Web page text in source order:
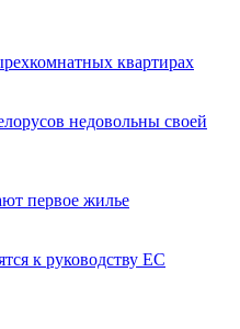
квартирах
недовольны своей
первое жилье
к руководству ЕС